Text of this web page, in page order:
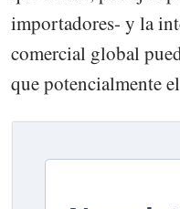
importadores- y la
comercial global
que potencialmente